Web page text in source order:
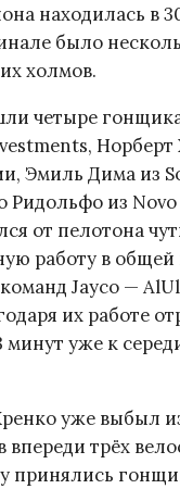
находилась в
было
холмов.
четыре
Норберт
Эмиль Дима из
Ридольфо из
от пелотона
работу в общей
Jayco —
их работе
минут уже к
уже выбыл
впереди трёх
принялись